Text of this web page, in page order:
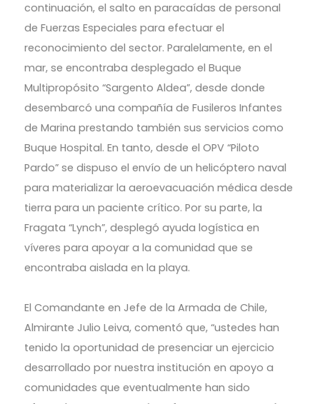
continuación, el salto en paracaídas de personal
de Fuerzas Especiales para efectuar el
reconocimiento del sector. Paralelamente, en el
mar, se encontraba desplegado el Buque
Multipropósito “Sargento Aldea”, desde donde
desembarcó una compañía de Fusileros Infantes
de Marina prestando también sus servicios como
Buque Hospital. En tanto, desde el OPV “Piloto
Pardo” se dispuso el envío de un helicóptero naval
para materializar la aeroevacuación médica desde
tierra para un paciente crítico. Por su parte, la
Fragata “Lynch”, desplegó ayuda logística en
víveres para apoyar a la comunidad que se
encontraba aislada en la playa.
El Comandante en Jefe de la Armada de Chile,
Almirante Julio Leiva, comentó que, “ustedes han
tenido la oportunidad de presenciar un ejercicio
desarrollado por nuestra institución en apoyo a
comunidades que eventualmente han sido